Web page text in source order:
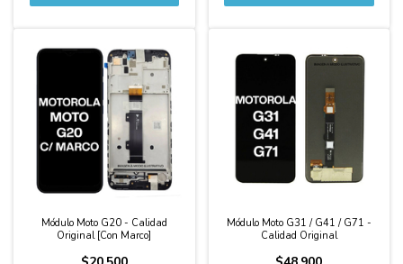
Módulo Moto G20 - Calidad
Original [Con Marco]
Módulo Moto G31 / G41 / G71 -
Calidad Original